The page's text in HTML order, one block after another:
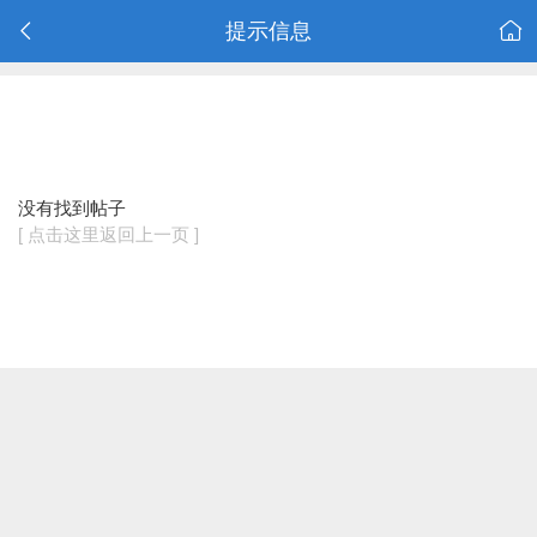
提示信息
没有找到帖子
[ 点击这里返回上一页 ]